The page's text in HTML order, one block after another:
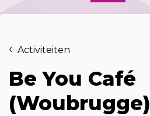
Activiteiten
Be You Café
(Woubrugge)